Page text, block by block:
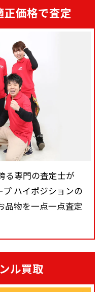
価格で査定
る専門の査定士が
ハイポジションの
品物を一点一点査定
ル買取